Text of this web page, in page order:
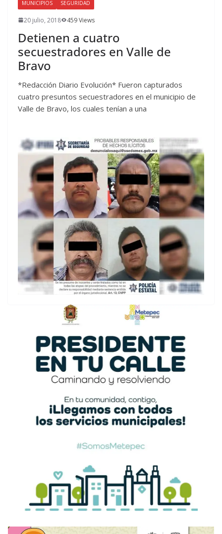
MUNICIPIOS SEGURIDAD
20 julio, 2018 459 Views
Detienen a cuatro
secuestradores en Valle de
Bravo
*Redacción Diario Evolución* Fueron capturados
cuatro presuntos secuestradores en el municipio de
Valle de Bravo, los cuales tenían a una